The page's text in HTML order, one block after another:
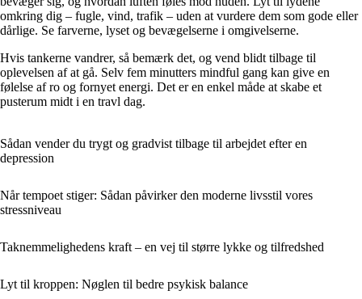
omkring dig – fugle, vind, trafik – uden at vurdere dem som gode eller
dårlige. Se farverne, lyset og bevægelserne i omgivelserne.
Hvis tankerne vandrer, så bemærk det, og vend blidt tilbage til
oplevelsen af at gå. Selv fem minutters mindful gang kan give en
følelse af ro og fornyet energi. Det er en enkel måde at skabe et
pusterum midt i en travl dag.
Sådan vender du trygt og gradvist tilbage til arbejdet efter en
depression
Når tempoet stiger: Sådan påvirker den moderne livsstil vores
stressniveau
Taknemmelighedens kraft – en vej til større lykke og tilfredshed
Lyt til kroppen: Nøglen til bedre psykisk balance